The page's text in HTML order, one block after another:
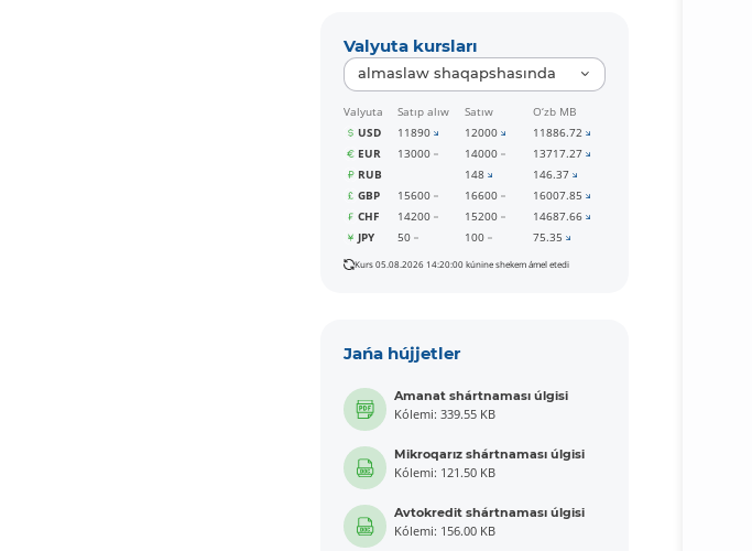
Valyuta kursları
almaslaw shaqapshasında
Valyuta Satıp alıw Satıw
O‘zb MB
USD
11890 12000
11886.72
EUR
13000 14000
13717.27
RUB
148
146.37
GBP
15600 16600
16007.85
CHF
14200 15200
14687.66
JPY
50 100 75.35
Kurs 05.08.2026 14:20:00 kúnine shekem ámel etedi
Jańa hújjetler
Amanat shártnaması úlgisi
Kólemi: 339.55 KB
Mikroqarız shártnaması úlgisi
Kólemi: 121.50 KB
Avtokredit shártnaması úlgisi
Kólemi: 156.00 KB